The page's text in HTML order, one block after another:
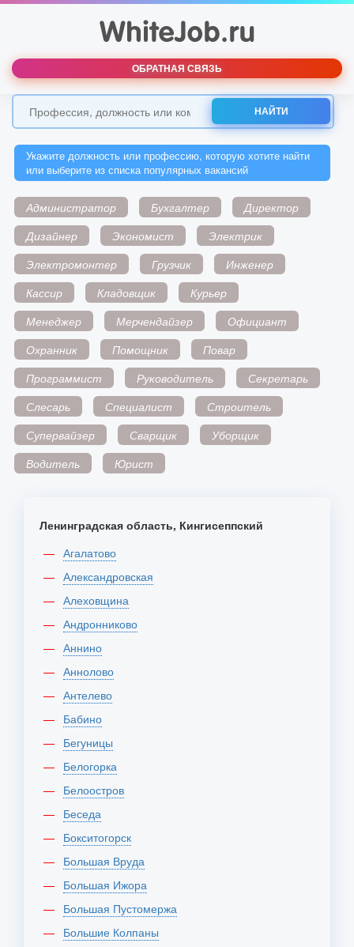
ОБРАТНАЯ СВЯЗЬ
НАЙТИ
Укажите должность или профессию, которую хотите найти
или выберите из списка популярных вакансий
Администратор Бухгалтер
Директор
Дизайнер
Экономист
Электрик
Электромонтер
Грузчик
Инженер
Кассир
Кладовщик
Курьер
Менеджер
Мерчендайзер
Официант
Охранник
Помощник
Повар
Программист
Руководитель
Секретарь
Слесарь
Специалист
Строитель
Супервайзер
Сварщик
Уборщик
Водитель
Юрист
Ленинградская область, Кингисеппский
Агалатово
Александровская
Алеховщина
Андронниково
Аннино
Аннолово
Антелево
Бабино
Бегуницы
Белогорка
Белоостров
Беседа
Бокситогорск
Большая Вруда
Большая Ижора
Большая Пустомержа
Большие Колпаны